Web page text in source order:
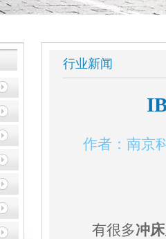
行业新闻
作者：南京
有很多冲床